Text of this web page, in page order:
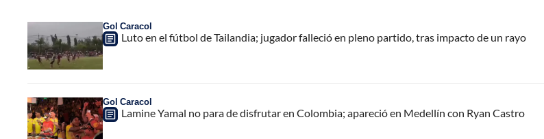
Gol Caracol
Luto en el fútbol de Tailandia; jugador falleció en pleno partido, tras impacto de un rayo
Gol Caracol
Lamine Yamal no para de disfrutar en Colombia; apareció en Medellín con Ryan Castro